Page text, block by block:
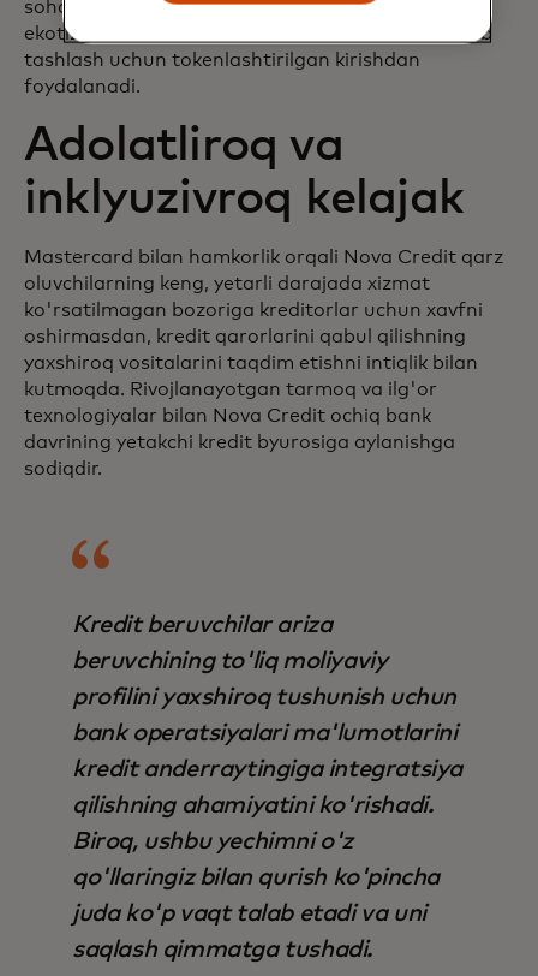
sohasida 50 yildan ortiq tajribaga ega bo'lgan
ekotizimdan hisob ma'lumotlarini almashishni olib
tashlash uchun tokenlashtirilgan kirishdan
foydalanadi.
Adolatliroq va
inklyuzivroq kelajak
Mastercard bilan hamkorlik orqali Nova Credit qarz
oluvchilarning keng, yetarli darajada xizmat
ko'rsatilmagan bozoriga kreditorlar uchun xavfni
oshirmasdan, kredit qarorlarini qabul qilishning
yaxshiroq vositalarini taqdim etishni intiqlik bilan
kutmoqda. Rivojlanayotgan tarmoq va ilg'or
texnologiyalar bilan Nova Credit ochiq bank
davrining yetakchi kredit byurosiga aylanishga
sodiqdir.
Kredit beruvchilar ariza
beruvchining to'liq moliyaviy
profilini yaxshiroq tushunish uchun
bank operatsiyalari ma'lumotlarini
kredit anderraytingiga integratsiya
qilishning ahamiyatini ko'rishadi.
Biroq, ushbu yechimni o'z
qo'llaringiz bilan qurish ko'pincha
juda ko'p vaqt talab etadi va uni
saqlash qimmatga tushadi.